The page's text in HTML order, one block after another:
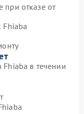
при отказе от
Fhiaba
в течении